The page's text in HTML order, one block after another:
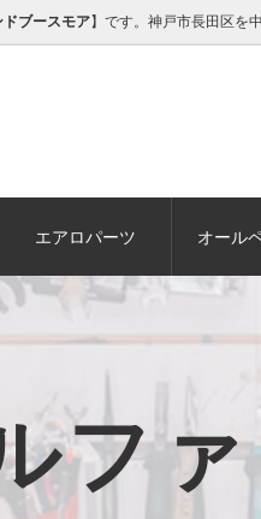
ドブースモア】です。神戸市長田区を
エアロパーツ オール
フ